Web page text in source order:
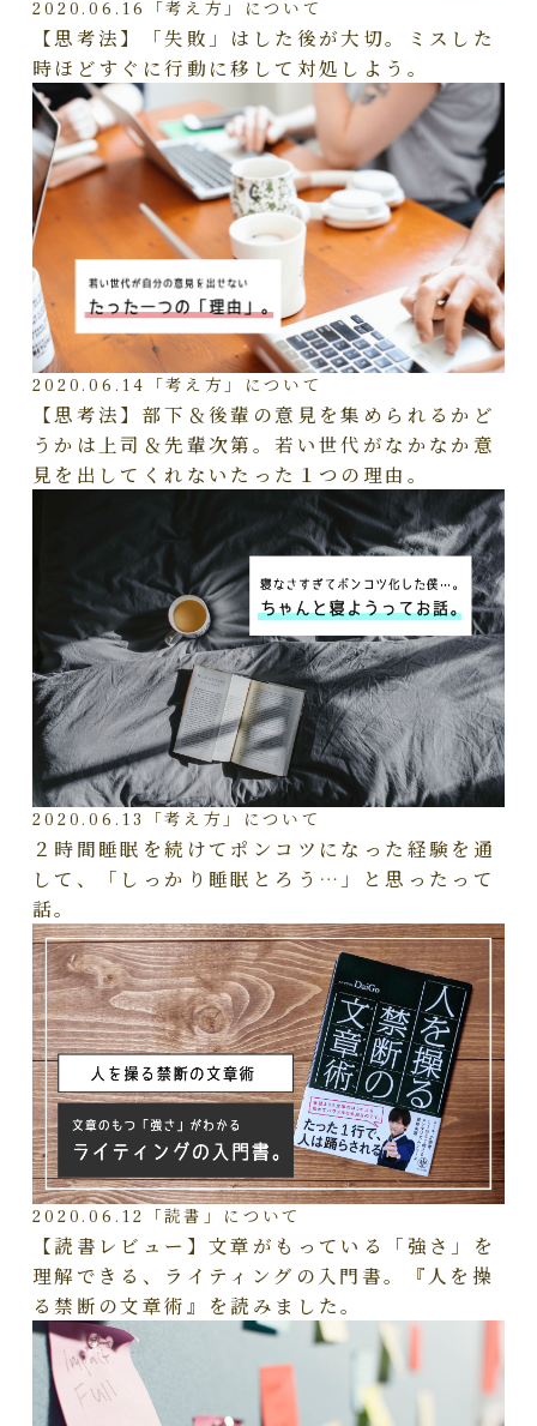
2020.06.16 「考え方」について
【思考法】「失敗」はした後が大切。ミスした
時ほどすぐに行動に移して対処しよう。
2020.06.14 「考え方」について
【思考法】部下＆後輩の意見を集められるかど
うかは上司＆先輩次第。若い世代がなかなか意
見を出してくれないたった１つの理由。
2020.06.13 「考え方」について
２時間睡眠を続けてポンコツになった経験を通
して、「しっかり睡眠とろう…」と思ったって
話。
2020.06.12 「読書」について
【読書レビュー】文章がもっている「強さ」を
理解できる、ライティングの入門書。『人を操
る禁断の文章術』を読みました。